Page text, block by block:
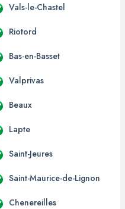
Vals-le-Chastel
Riotord
Bas-en-Basset
Valprivas
Beaux
Lapte
Saint-Jeures
Saint-Maurice-de-Lignon
Chenereilles